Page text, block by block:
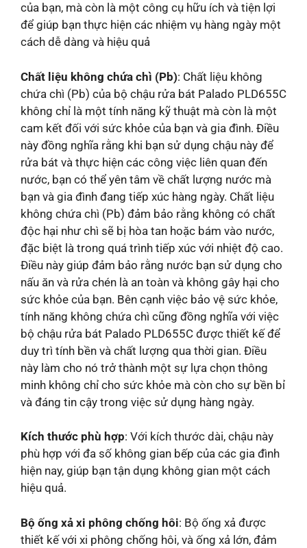
của bạn, mà còn là một công cụ hữu ích và tiện lợi
để giúp bạn thực hiện các nhiệm vụ hàng ngày một
cách dễ dàng và hiệu quả
Chất liệu không chứa chì (Pb): Chất liệu không
chứa chì (Pb) của bộ chậu rửa bát Palado PLD655C
không chỉ là một tính năng kỹ thuật mà còn là một
cam kết đối với sức khỏe của bạn và gia đình. Điều
này đồng nghĩa rằng khi bạn sử dụng chậu này để
rửa bát và thực hiện các công việc liên quan đến
nước, bạn có thể yên tâm về chất lượng nước mà
bạn và gia đình đang tiếp xúc hàng ngày. Chất liệu
không chứa chì (Pb) đảm bảo rằng không có chất
độc hại như chì sẽ bị hòa tan hoặc bám vào nước,
đặc biệt là trong quá trình tiếp xúc với nhiệt độ cao.
Điều này giúp đảm bảo rằng nước bạn sử dụng cho
nấu ăn và rửa chén là an toàn và không gây hại cho
sức khỏe của bạn. Bên cạnh việc bảo vệ sức khỏe,
tính năng không chứa chì cũng đồng nghĩa với việc
bộ chậu rửa bát Palado PLD655C được thiết kế để
duy trì tính bền và chất lượng qua thời gian. Điều
này làm cho nó trở thành một sự lựa chọn thông
minh không chỉ cho sức khỏe mà còn cho sự bền bỉ
và đáng tin cậy trong việc sử dụng hàng ngày.
Kích thước phù hợp: Với kích thước dài, chậu này
phù hợp với đa số không gian bếp của các gia đình
hiện nay, giúp bạn tận dụng không gian một cách
hiệu quả.
Bộ ống xả xi phông chống hôi: Bộ ống xả được
thiết kế với xi phông chống hôi, và ống xả lớn, đảm